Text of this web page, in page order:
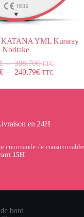
KATANA YML Kuraray
Noritake
– 308,70€ TTC
– 240,79€ TTC
en 24H
commande de
15H
bord